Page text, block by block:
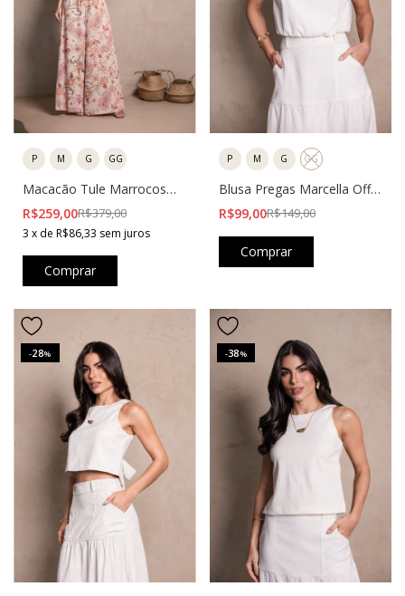
P M G GG
Macacão Tule Marrocos
Estampado Bege
R$259,00R$379,00
3 x de R$86,33 sem juros
Comprar
P M G GG
Blusa Pregas Marcella Off
White
R$99,00R$149,00
Comprar
-28% -38%